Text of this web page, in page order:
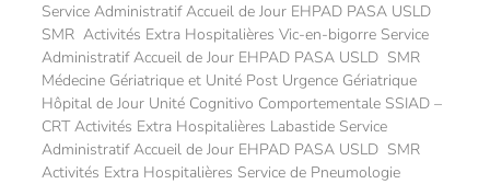
Service Administratif Accueil de Jour EHPAD PASA USLD
SMR Activités Extra Hospitalières Vic-en-bigorre Service
Administratif Accueil de Jour EHPAD PASA USLD SMR
Médecine Gériatrique et Unité Post Urgence Gériatrique
Hôpital de Jour Unité Cognitivo Comportementale SSIAD –
CRT Activités Extra Hospitalières Labastide Service
Administratif Accueil de Jour EHPAD PASA USLD SMR
Activités Extra Hospitalières Service de Pneumologie